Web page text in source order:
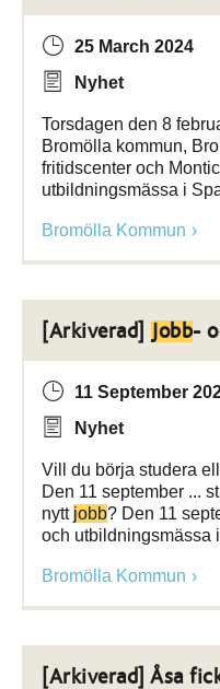
25 March 2024
Nyhet
Torsdagen den 8
Bromölla kommun,
fritidscenter och
utbildningsmässa i
Bromölla Kommun
[Arkiverad] Jobb-
11 September
Nyhet
Vill du börja studera
Den 11 september ...
nytt jobb? Den 11
och utbildningsmässa
Bromölla Kommun
[Arkiverad] Åsa